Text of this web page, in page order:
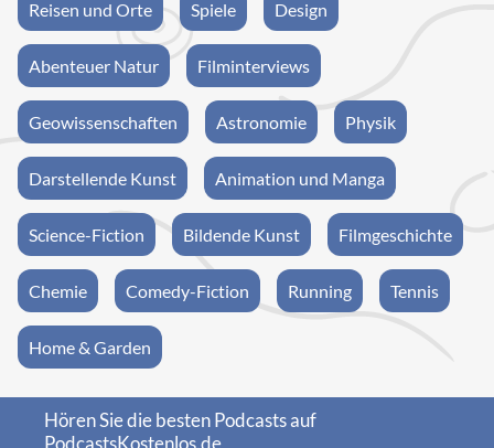
Reisen und Orte Spiele Design
Abenteuer Natur Filminterviews
Geowissenschaften Astronomie Physik
Darstellende Kunst Animation und Manga
Science-Fiction Bildende Kunst Filmgeschichte
Chemie Comedy-Fiction Running Tennis
Home & Garden
Hören Sie die besten Podcasts auf
PodcastsKostenlos.de